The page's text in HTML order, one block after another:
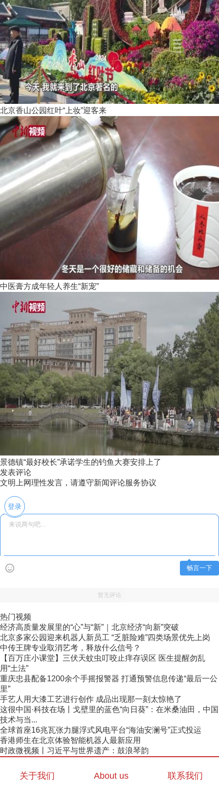
北京香山公园红叶“上妆”迎客来
中医膏方成年轻人养生“新宠”
景德镇“最好校长”承诺学生的钓鱼大赛安排上了
发表评论
文明上网理性发言，请遵守新闻评论服务协议
登录
畅言一下
暂无评论
热门视频
经济高质量发展里的“心”与“新”｜北京经济“向新”突破
北京多家公园迎来机器人新员工 “乏脏险难”四类场景优先上岗
中传王牌专业取消艺考，释放什么信号？
【百万庄小课堂】三伏天蚊虫叮咬止痒存误区 医生提醒勿乱
用“土法”
重庆忠县配备1200余个手摇报警器 打通预警信息传递“最后一公
里”
手艺人用大漆工艺进行创作 成品出现那一刻太惊艳了
这很中国·科技在场丨戈壁里的蓝色“向日葵”：在米桑油田，中国
技术与当...
全球首座16兆瓦张力腿浮式风电平台“海油安澜号”正式投运
香港师生在北京体验智能机器人最新应用
时政微视频丨习近平与世界遗产：鼓浪琴韵
关于我们 About us 联系我们